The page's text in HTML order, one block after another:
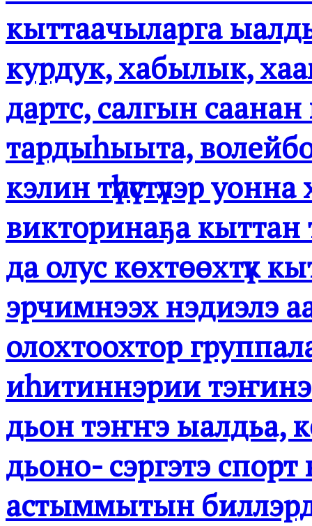
кыттаачыларга
курдук, хабылык,
дартс, салгын
тардыһыыта,
кэлин түһүстүлэр
викторинаҕа кыттан
да олус көхтөөхтүк
эрчимнээх нэдиэлэ
олохтоохтор
иһитиннэрии
дьон тэҥҥэ ыалдьа,
дьоно- сэргэтэ
астыммытын